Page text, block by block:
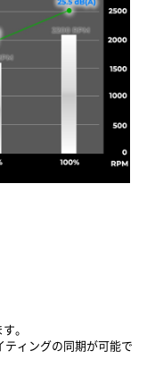
。
ティングの同期が可能で